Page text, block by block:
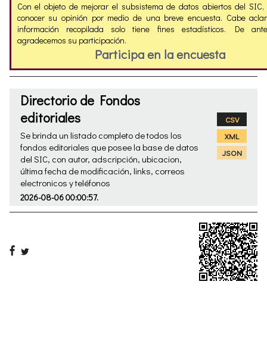
Con el objeto de mejorar el subsistema de datos abiertos del SIC,
conocer su opinión por medio de una breve encuesta. Cabe
información recopilada solo tiene fines estadísticos. De
agradecemos su participación.
Participa en la encuesta
Directorio de Fondos
editoriales
Se brinda un listado completo de todos los
fondos editoriales que posee la base de datos
del SIC, con autor, adscripción, ubicacion,
última fecha de modificación, links, correos
electronicos y teléfonos
2026-08-06 00:00:57.
CSV
XML
JSON